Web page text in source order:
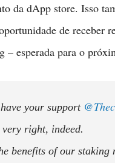
da dApp store. Isso
de receber
– esperada para o
your support
very right, indeed.
benefits of our staking